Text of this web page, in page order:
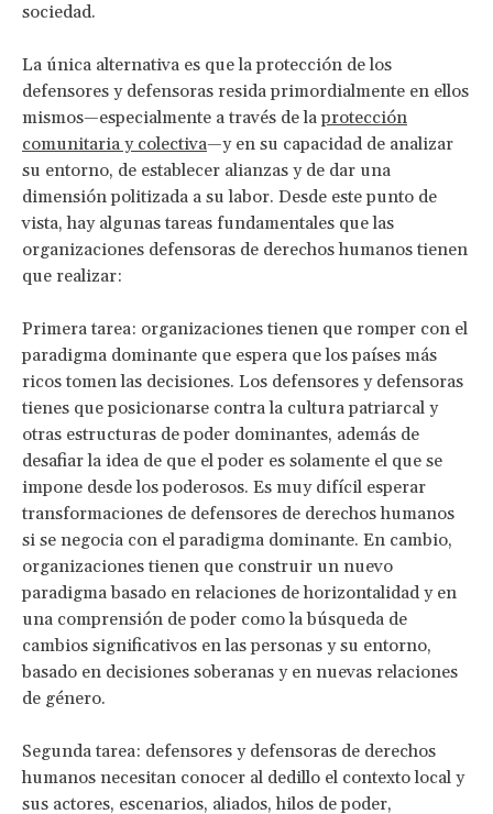
sociedad.
La única alternativa es que la protección de los
defensores y defensoras resida primordialmente en ellos
mismos—especialmente a través de laprotección
comunitaria y colectiva—y en su capacidad de analizar
su entorno, de establecer alianzas y de dar una
dimensión politizada a su labor. Desde este punto de
vista, hay algunas tareas fundamentales que las
organizaciones defensoras de derechos humanos tienen
que realizar:
Primera tarea: organizaciones tienen que romper con el
paradigma dominante que espera que los países más
ricos tomen las decisiones. Los defensores y defensoras
tienes que posicionarse contra la cultura patriarcal y
otras estructuras de poder dominantes, además de
desafiar la idea de que el poder es solamente el que se
impone desde los poderosos. Es muy difícil esperar
transformaciones de defensores de derechos humanos
si se negocia con el paradigma dominante. En cambio,
organizaciones tienen que construir un nuevo
paradigma basado en relaciones de horizontalidad y en
una comprensión de poder como la búsqueda de
cambios significativos en las personas y su entorno,
basado en decisiones soberanas y en nuevas relaciones
de género.
Segunda tarea: defensores y defensoras de derechos
humanos necesitan conocer al dedillo el contexto local y
sus actores, escenarios, aliados, hilos de poder,